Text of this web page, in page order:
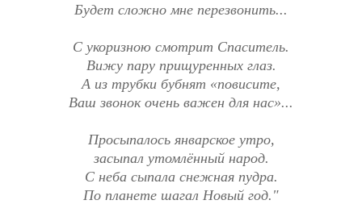
Будет сложно мне перезвонить...
С укоризною смотрит Спаситель.
Вижу пару прищуренных глаз.
А из трубки бубнят «повисите,
Ваш звонок очень важен для нас»...
Просыпалось январское утро,
засыпал утомлённый народ.
С неба сыпала снежная пудра.
По планете шагал Новый год."